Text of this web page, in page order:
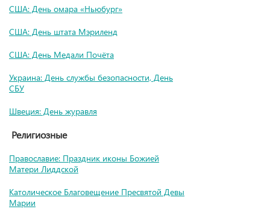
США: День омара «Ньюбург»
США: День штата Мэриленд
США: День Медали Почёта
Украина: День службы безопасности, День
СБУ
Швеция: День журавля
Религиозные
Православие: Праздник иконы Божией
Матери Лиддской
Католическое Благовещение Пресвятой Девы
Марии